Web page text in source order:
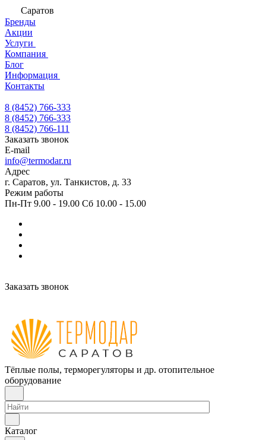
Саратов
Бренды
Акции
Услуги
Компания
Блог
Информация
Контакты
8 (8452) 766-333
8 (8452) 766-333
8 (8452) 766-111
Заказать звонок
E-mail
info@termodar.ru
Адрес
г. Саратов, ул. Танкистов, д. 33
Режим работы
Пн-Пт 9.00 - 19.00 Сб 10.00 - 15.00
Заказать звонок
Тёплые полы, терморегуляторы и др. отопительное
оборудование
Каталог